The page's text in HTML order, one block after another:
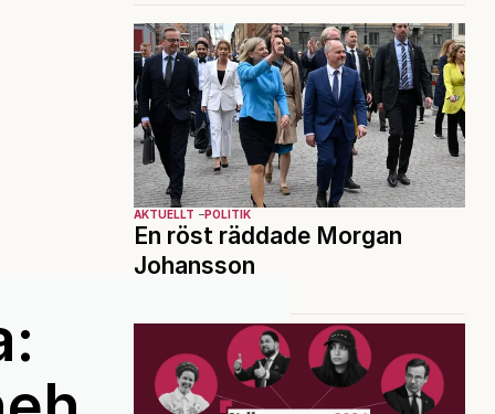
AKTUELLT POLITIK
En röst räddade Morgan
Johansson